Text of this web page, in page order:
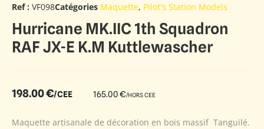
Ref : VF098Catégories Maquette, Pilot's Station Models
Hurricane MK.IIC 1th Squadron
RAF JX-E K.M Kuttlewascher
198.00€/CEE 165.00€/HORS CEE
Maquette artisanale de décoration en bois massif Tanguilé.